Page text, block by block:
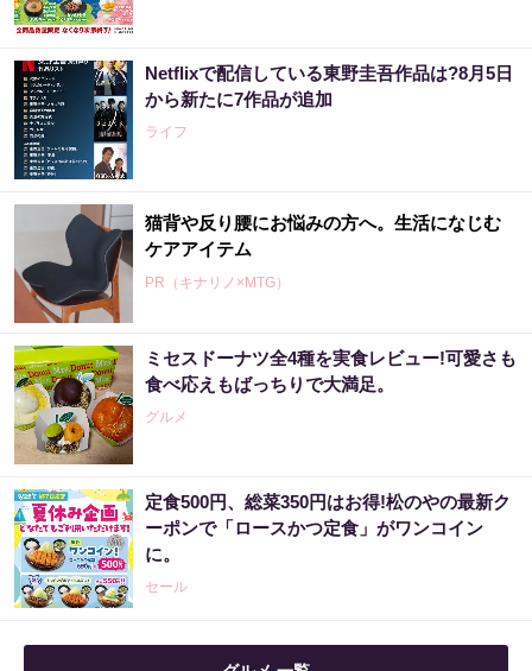
Netflixで配信している東野圭吾作品は?8月5日
から新たに7作品が追加
ライフ
猫背や反り腰にお悩みの方へ。生活になじむ
ケアアイテム
PR（キナリノ×MTG）
ミセスドーナツ全4種を実食レビュー!可愛さも
食べ応えもばっちりで大満足。
グルメ
定食500円、総菜350円はお得!松のやの最新ク
ーポンで「ロースかつ定食」がワンコイン
に。
セール